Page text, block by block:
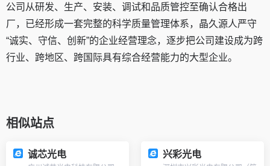
公司从研发、生产、安装、调试和品质管控至确认合格出
厂，已经形成一套完整的科学质量管理体系，晶久源人严守
“诚实、守信、创新”的企业经营理念，逐步把公司建设成为跨
行业、跨地区、跨国际具有综合经营能力的大型企业。
相似站点
诚芯光电 兴彩光电